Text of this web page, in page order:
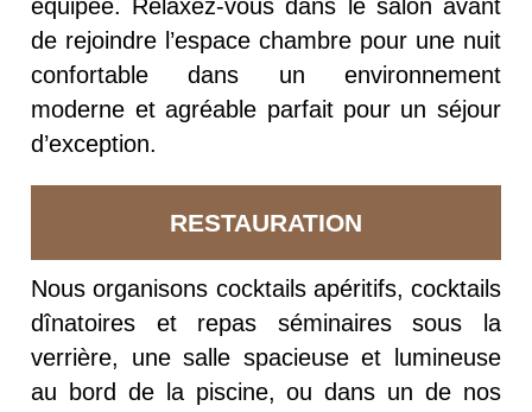
équipée. Relaxez-vous dans le salon avant
de rejoindre l’espace chambre pour une nuit
confortable dans un environnement
moderne et agréable parfait pour un séjour
d’exception.
RESTAURATION
Nous organisons cocktails apéritifs, cocktails
dînatoires et repas séminaires sous la
verrière, une salle spacieuse et lumineuse
au bord de la piscine, ou dans un de nos